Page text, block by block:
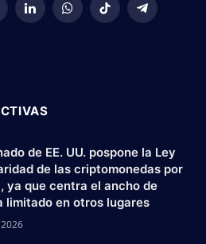
LinkedInWhatsApp
TikTok Telegram
de EE. UU. pospone la Ley
de las criptomonedas por
ya que centra el ancho de
limitado en otros lugares
2026